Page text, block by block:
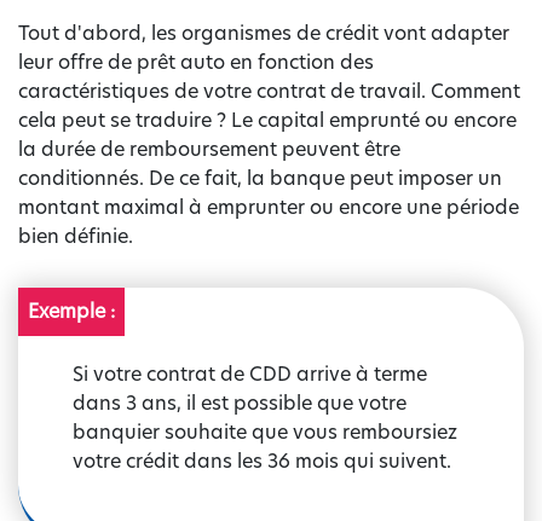
Tout d'abord, les organismes de crédit vont adapter
leur offre de prêt auto en fonction des
caractéristiques de votre contrat de travail. Comment
cela peut se traduire ? Le capital emprunté ou encore
la durée de remboursement peuvent être
conditionnés. De ce fait, la banque peut imposer un
montant maximal à emprunter ou encore une période
bien définie.
Exemple :
Si votre contrat de CDD arrive à terme
dans 3 ans, il est possible que votre
banquier souhaite que vous remboursiez
votre crédit dans les 36 mois qui suivent.